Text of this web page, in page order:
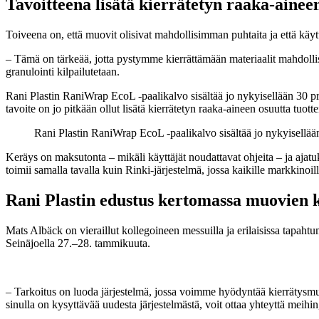
Tavoitteena lisätä kierrätetyn raaka-
Toiveena on, että muovit olisivat mahdollisimman puhtaita ja että
– Tämä on tärkeää, jotta pystymme kierrättämään materiaalit
granulointi kilpailutetaan.
Rani Plastin RaniWrap EcoL -paalikalvo sisältää jo nykyisellään 30
tavoite on jo pitkään ollut lisätä kierrätetyn raaka-aineen osuutta
Rani Plastin RaniWrap EcoL -paalikalvo sisältää jo
Keräys on maksutonta – mikäli käyttäjät noudattavat ohjeita – ja
toimii samalla tavalla kuin Rinki-järjestelmä, jossa kaikille
Rani Plastin edustus kertomassa
Mats Albäck on vieraillut kollegoineen messuilla ja erilaisissa
Seinäjoella 27.–28. tammikuuta.
– Tarkoitus on luoda järjestelmä, jossa voimme hyödyntää
sinulla on kysyttävää uudesta järjestelmästä, voit ottaa yhteyttä